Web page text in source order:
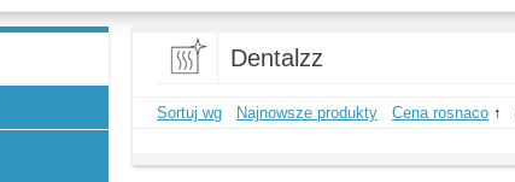
Dentalzz
Sortuj wg Najnowsze produkty Cena rosnaco ↑